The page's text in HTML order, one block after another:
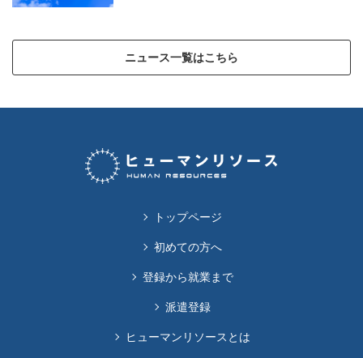
ニュース一覧はこちら
トップページ
初めての方へ
登録から就業まで
派遣登録
ヒューマンリソースとは